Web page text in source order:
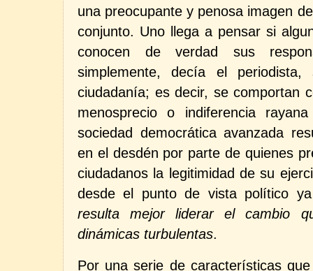
una preocupante y penosa imagen
conjunto. Uno llega a pensar si
conocen de verdad sus
simplemente, decía el
ciudadanía; es decir, se comportan
menosprecio o indiferencia
sociedad democrática avanzada
en el desdén por parte de quienes
ciudadanos la legitimidad de su
desde el punto de vista político
resulta mejor liderar el cambio
dinámicas turbulentas.
Por una serie de características